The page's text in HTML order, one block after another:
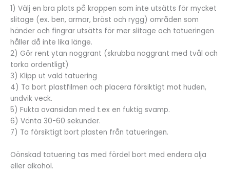
1) Välj en bra plats på kroppen som inte utsätts för mycket
slitage (ex. ben, armar, bröst och rygg) områden som
händer och fingrar utsätts för mer slitage och tatueringen
håller då inte lika länge.
2) Gör rent ytan noggrant (skrubba noggrant med tvål och
torka ordentligt)
3) Klipp ut vald tatuering
4) Ta bort plastfilmen och placera försiktigt mot huden,
undvik veck.
5) Fukta ovansidan med t.ex en fuktig svamp.
6) Vänta 30-60 sekunder.
7) Ta försiktigt bort plasten från tatueringen.
Oönskad tatuering tas med fördel bort med endera olja
eller alkohol.